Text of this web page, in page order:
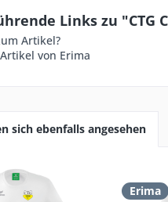
Links zu "CTG
Artikel?
von Erima
sich ebenfalls angesehen
Erima